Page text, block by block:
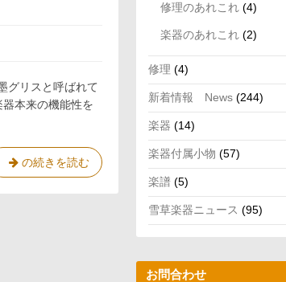
グリスと呼ばれて
本来の機能性を
GAT
チ
の続きを読む
修理のあれこれ (4)
楽器のあれこれ (2)
修理 (4)
新着情報 News (244)
楽器 (14)
楽器付属小物 (57)
楽譜 (5)
雪草楽器ニュース (95)
お問合わせ